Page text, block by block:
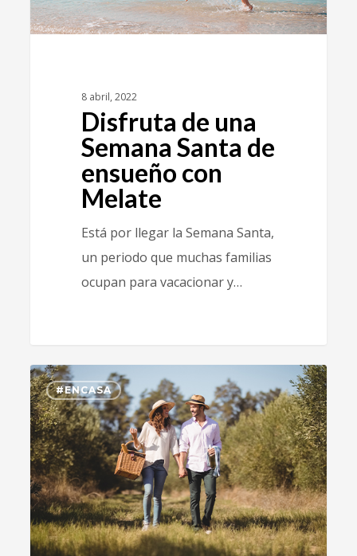
8 abril, 2022
Disfruta de una
Semana Santa de
ensueño con
Melate
Está por llegar la Semana Santa,
un periodo que muchas familias
ocupan para vacacionar y…
#ENCASA